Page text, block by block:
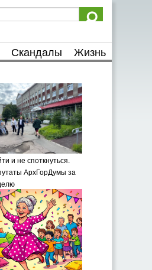
Скандалы Жизнь
и не споткнуться.
АрхГорДумы за